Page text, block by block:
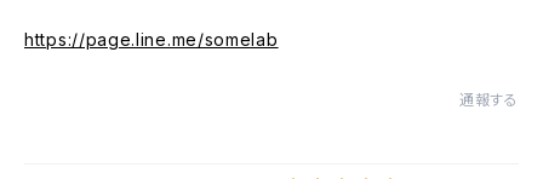
https://page.line.me/somelab
通報する